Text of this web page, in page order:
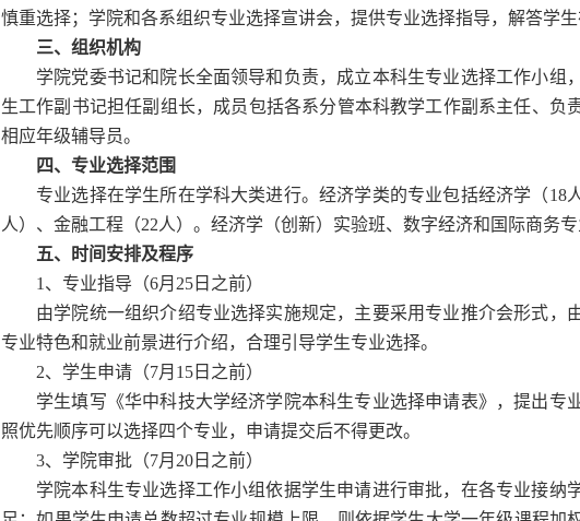
慎重选择；学院和各系组织专业选择宣讲会，提供专业选择指导，解答学生
三、组织机构
学院党委书记和院长全面领导和负责，成立本科生专业选择工作小组
生工作副书记担任副组长，成员包括各系分管本科教学工作副系主任、负
相应年级辅导员。
四、专业选择范围
专业选择在学生所在学科大类进行。经济学类的专业包括经济学（18
人）、金融工程（22人）。经济学（创新）实验班、数字经济和国际商务专
五、时间安排及程序
1 、专业指导（6月 25日之前）
由学院统一组织介绍专业选择实施规定，主要采用专业推介会形式，
专业特色和就业前景进行介绍，合理引导学生专业选择。
2、学生申请（7月 15日之前）
学生填写《华中科技大学经济学院本科生专业选择申请表》，提出专
照优先顺序可以选择四个专业，申请提交后不得更改。
3、学院审批（7月 20日之前）
学院本科生专业选择工作小组依据学生申请进行审批，在各专业接纳